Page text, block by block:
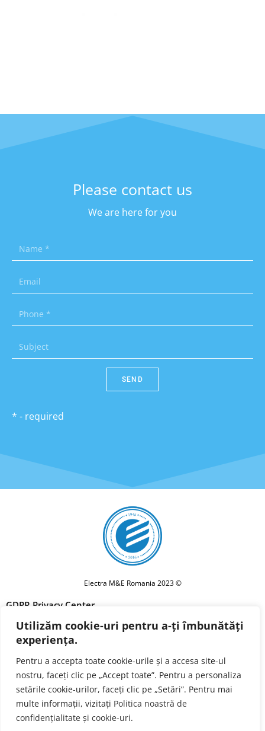
Utilizăm cookie-uri pentru a-ți îmbunătăți
experiența.
Pentru a accepta toate cookie-urile și a accesa site-ul
nostru, faceți clic pe „Accept toate”. Pentru a personaliza
setările cookie-urilor, faceți clic pe „Setări”. Pentru mai
multe informații, vizitați Politica noastră de
confidențialitate și cookie-uri.
Please contact us
We are here for you
SEND
* - required
Electra M&E Romania 2023 ©
GDPR Privacy Center
Privacy policy
Cookie Policy
Terms and conditions
Forget Me